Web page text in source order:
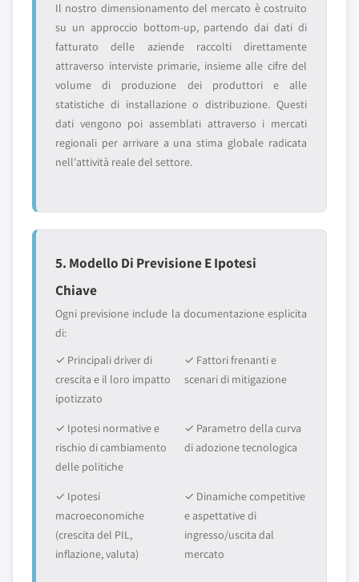
Il nostro dimensionamento del mercato è costruito
su un approccio bottom-up, partendo dai dati di
fatturato delle aziende raccolti direttamente
attraverso interviste primarie, insieme alle cifre del
volume di produzione dei produttori e alle
statistiche di installazione o distribuzione. Questi
dati vengono poi assemblati attraverso i mercati
regionali per arrivare a una stima globale radicata
nell'attività reale del settore.
5. Modello Di Previsione E Ipotesi
Chiave
Ogni previsione include la documentazione esplicita
di:
✓ Principali driver di
crescita e il loro impatto
ipotizzato
✓ Fattori frenanti e
scenari di mitigazione
✓ Ipotesi normative e
rischio di cambiamento
delle politiche
✓ Parametro della curva
di adozione tecnologica
✓ Ipotesi
macroeconomiche
(crescita del PIL,
inflazione, valuta)
✓ Dinamiche competitive
e aspettative di
ingresso/uscita dal
mercato